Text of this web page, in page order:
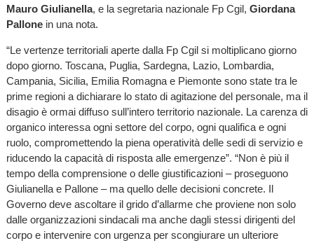
Mauro Giulianella, e la segretaria nazionale Fp Cgil, Giordana
Pallonein una nota.
“Le vertenze territoriali aperte dalla Fp Cgil si moltiplicano giorno
dopo giorno. Toscana, Puglia, Sardegna, Lazio, Lombardia,
Campania, Sicilia, Emilia Romagna e Piemonte sono state tra le
prime regioni a dichiarare lo stato di agitazione del personale, ma il
disagio è ormai diffuso sull’intero territorio nazionale. La carenza di
organico interessa ogni settore del corpo, ogni qualifica e ogni
ruolo, compromettendo la piena operatività delle sedi di servizio e
riducendo la capacità di risposta alle emergenze”. “Non è più il
tempo della comprensione o delle giustificazioni – proseguono
Giulianella e Pallone – ma quello delle decisioni concrete. Il
Governo deve ascoltare il grido d’allarme che proviene non solo
dalle organizzazioni sindacali ma anche dagli stessi dirigenti del
corpo e intervenire con urgenza per scongiurare un ulteriore